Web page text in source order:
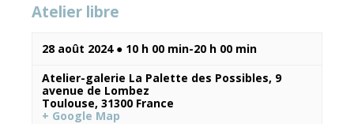
Atelier libre
28 août 2024 ● 10 h 00 min-20 h 00 min
Atelier-galerie La Palette des Possibles, 9
avenue de Lombez
Toulouse, 31300 France
+ Google Map